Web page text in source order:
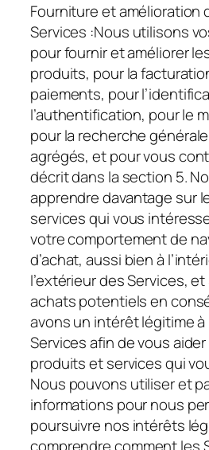
Fourniture et amélioration
Services :Nous utilisons
pour fournir et améliorer
produits, pour la
paiements, pour
l’authentification, pour le
pour la recherche
agrégés, et pour vous
décrit dans la section 5.
apprendre davantage sur
services qui vous
votre comportement de
d’achat, aussi bien à
l’extérieur des Services,
achats potentiels en
avons un intérêt légitime
Services afin de vous
produits et services qui
Nous pouvons utiliser et
informations pour nous
poursuivre nos intérêts